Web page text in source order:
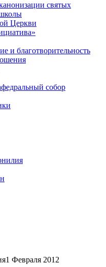
святых
Церкви
и благотворительность
собор
1 Февраля 2012